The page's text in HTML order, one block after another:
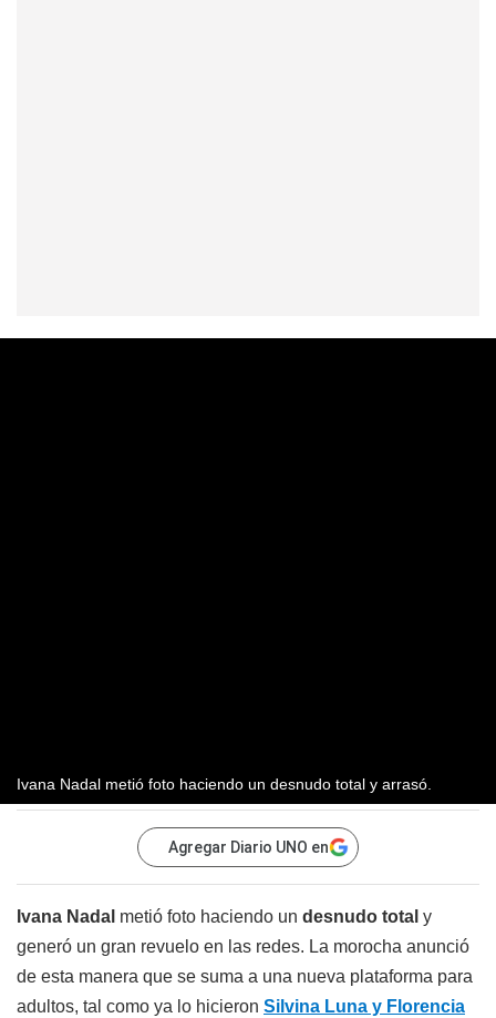
Ivana Nadal metió foto haciendo un desnudo total y arrasó.
Agregar Diario UNO en
Ivana Nadal metió foto haciendo un desnudo total y
generó un gran revuelo en las redes. La morocha anunció
de esta manera que se suma a una nueva plataforma para
adultos, tal como ya lo hicieron Silvina Luna y Florencia